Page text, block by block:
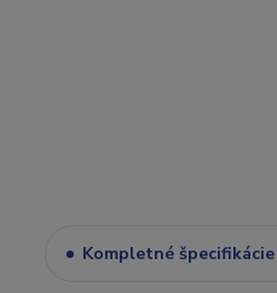
Kompletné špecifikácie